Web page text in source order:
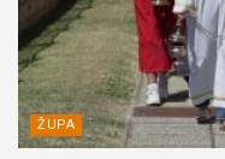
ŽUPA